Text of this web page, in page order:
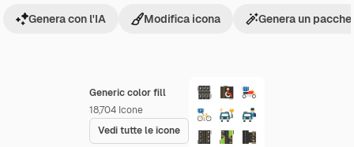
Generic color fill
18,704 Icone
Vedi tutte le icone
Genera con l'IA Modifica icona Genera un